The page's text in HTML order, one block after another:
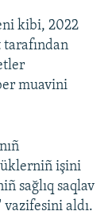
kibi, 2022
tarafından
muavini
işini
sağlıq saqlav
vazifesini aldı.